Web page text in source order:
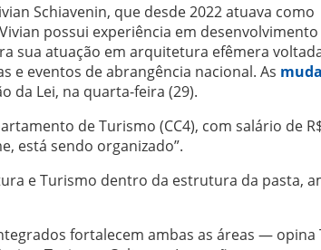
Schiavenin, que desde 2022 atuava como
possui experiência em
sua atuação em arquitetura efêmera
e eventos de abrangência nacional. As
da Lei, na quarta-feira (29).
de Turismo (CC4), com salário de
está sendo organizado”.
e Turismo dentro da estrutura da pasta,
fortalecem ambas as áreas — opina